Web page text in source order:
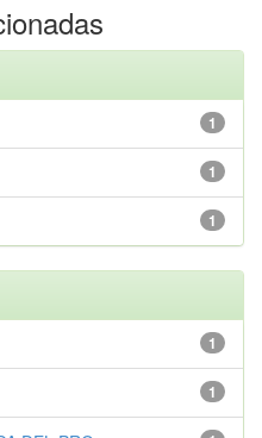
1
1
1
1
1